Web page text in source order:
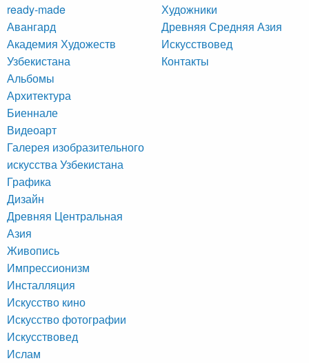
ready-made
Авангард
Академия Художеств
Узбекистана
Альбомы
Архитектура
Биеннале
Видеоарт
Галерея изобразительного
искусства Узбекистана
Графика
Дизайн
Древняя Центральная
Азия
Живопись
Импрессионизм
Инсталляция
Искусство кино
Искусство фотографии
Искусствовед
Ислам
Художники
Древняя Средняя Азия
Искусствовед
Контакты